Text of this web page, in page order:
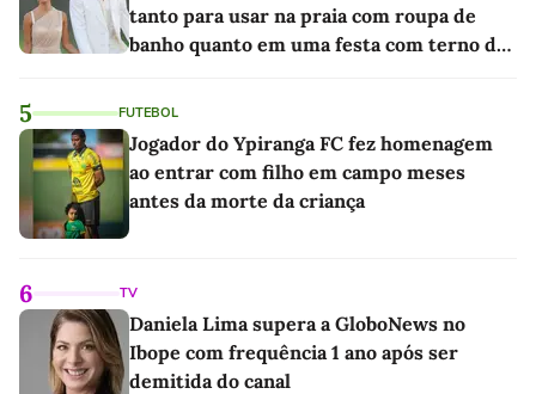
tanto para usar na praia com roupa de
banho quanto em uma festa com terno de
5 FUTEBOL
Jogador do Ypiranga FC fez homenagem
ao entrar com filho em campo meses
antes da morte da criança
6 TV
Daniela Lima supera a GloboNews no
Ibope com frequência 1 ano após ser
demitida do canal